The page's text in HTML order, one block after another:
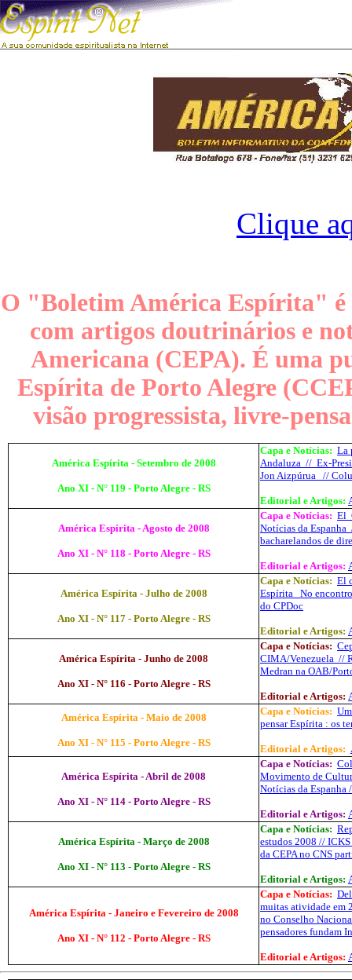
Clique
O "Boletim América Espírita"
com artigos doutrinários e
Americana (CEPA). É uma
Espírita de Porto Alegre
visão progressista, livre-
América Espírita - Setembro de 2008
Ano XI - N° 119 - Porto Alegre - RS
Capa e Notícias: La
Andaluza // Ex-
JonAizpúrua //
Editorial e Artigos:
América Espírita - Agosto de 2008
Ano XI - N° 118 - Porto Alegre - RS
Capa e Notícias: El
Notícias da Espanha
bacharelandos de
Editorial e Artigos:
América Espírita - Julho de 2008
Ano XI - N° 117 - Porto Alegre - RS
Capa e Notícias: El
Espírita No
do CPDoc
Editorial e Artigos:
América Espírita - Junho de 2008
Ano XI - N° 116 - Porto Alegre - RS
Capa e Notícias:
CIMA/Venezuela //
Medran na OAB/
Editorial e Artigos:
América Espírita - Maio de 2008
Ano XI - N° 115 - Porto Alegre - RS
Capa e Notícias:
pensar Espírita : os
Editorial e Artigos:
América Espírita - Abril de 2008
Ano XI - N° 114 - Porto Alegre - RS
Capa e Notícias:
Movimento de
Notícias da Espanha
Editorial e Artigos:
América Espírita - Março de 2008
Ano XI - N° 113 - Porto Alegre - RS
Capa e Notícias:
estudos 2008 //
da CEPA no CNS
Editorial e Artigos:
América Espírita - Janeiro e Fevereiro de 2008
Ano XI - N° 112 - Porto Alegre - RS
Capa e Notícias:
muitas atividade em
no Conselho
pensadores fundam
Editorial e Artigos: